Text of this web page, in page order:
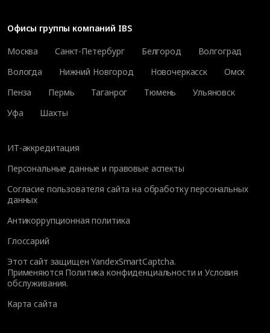
Офисы группы компаний IBS
Москва
Санкт-Петербург Белгород
Волгоград
Вологда
Нижний Новгород Новочеркасск
Омск
Пенза
Пермь Таганрог Тюмень
Ульяновск
Уфа
Шахты
ИТ-аккредитация
Персональные данные и правовые аспекты
Согласие пользователя сайта на обработку персональных
данных
Антикоррупционная политика
Глоссарий
Этот сайт защищен YandexSmartCaptcha.
Применяются Политика конфиденциальности иУсловия
обслуживания.
Карта сайта